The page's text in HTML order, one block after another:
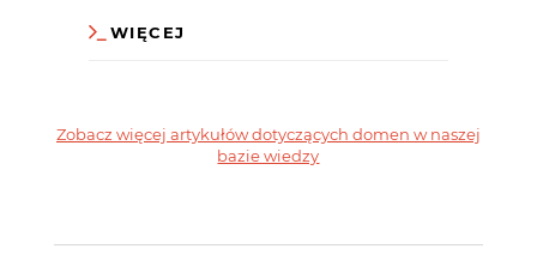
WIĘCEJ
Zobacz więcej artykułów dotyczących domen w naszej
bazie wiedzy